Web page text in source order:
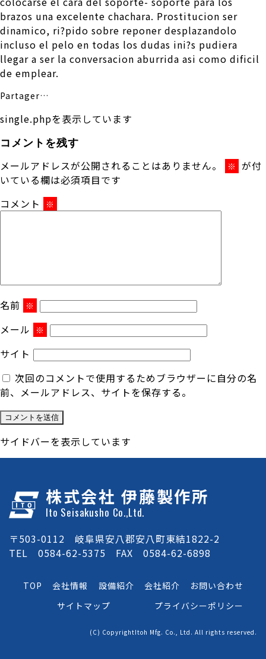
brazos una excelente chachara. Prostitucion ser
dinamico, ri?pido sobre reponer desplazandolo
incluso el pelo en todas los dudas ini?s pudiera
llegar a ser la conversacion aburrida asi­ como difi­cil
de emplear.
Partager…
single.phpを表示しています
コメントを残す
メールアドレスが公開されることはありません。 ※ が付
いている欄は必須項目です
コメント
※
名前 ※
メール ※
サイト
次回のコメントで使用するためブラウザーに自分の名
前、メールアドレス、サイトを保存する。
サイドバーを表示しています
株式会社 伊藤製作所
Ito Seisakusho Co.,Ltd.
〒503-0112 岐阜県安八郡安八町東結1822-2
TEL 0584-62-5375 FAX 0584-62-6898
TOP 会社情報 設備紹介 会社紹介
お問い合わせ
サイトマップ
プライバシーポリシー
(C) CopyrightItoh Mfg. Co., Ltd. All rights reserved.